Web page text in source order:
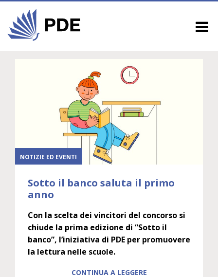
NOTIZIE ED EVENTI
Sotto il banco saluta il primo
anno
Con la scelta dei vincitori del concorso si
chiude la prima edizione di “Sotto il
banco”, l’iniziativa di PDE per promuovere
la lettura nelle scuole.
CONTINUA A LEGGERE